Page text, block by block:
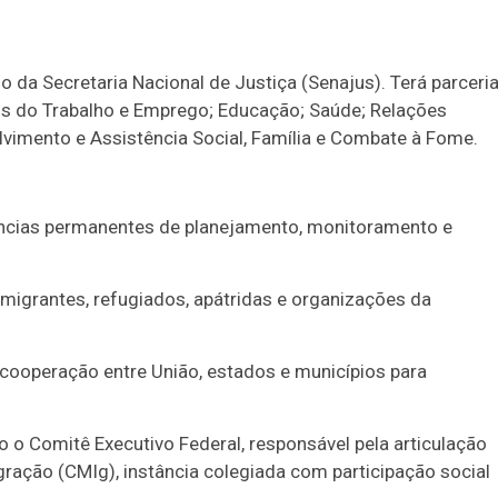
da Secretaria Nacional de Justiça (Senajus). Terá
Trabalho e Emprego; Educação; Saúde; Relações
e Assistência Social, Família e Combate à Fome.
permanentes de planejamento, monitoramento e
refugiados, apátridas e organizações da
entre União, estados e municípios para
Comitê Executivo Federal, responsável pela articulação
(CMIg), instância colegiada com participação social